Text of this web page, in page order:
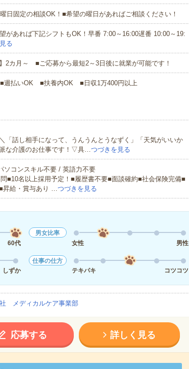
日固定の相談OK！■希望の曜日があればご相談ください！
があれば下記シフトもOK！早番 7:00～16:00遅番 10:00～19:
る
2カ月～ ■ご応募から最短2～3日後に就業が可能です！
週払いOK ■扶養内OK ■日収1万400円以上
「話し相手になって、うんうんとうなずく」「天気がいいか
な介護のお仕事です！▽具…つづきを見る
ソコンスキル不要 / 英語力不要
■10名以上採用予定！■履歴書不要■面談確約■社会保険完備■
昇給・賞与あり …つづきを見る
60代
男女比率
女性
男性
しずか
仕事の仕方
テキパキ
コツコツ
メディカルケア事業部
応募する 詳しく見る